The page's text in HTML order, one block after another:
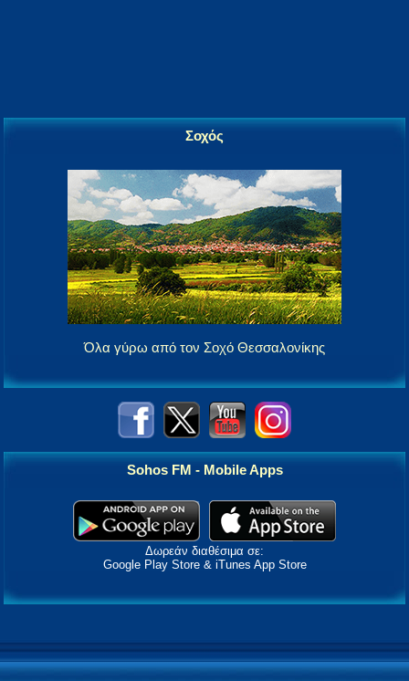
Σοχός
Όλα γύρω από τον Σοχό Θεσσαλονίκης
Sohos FM - Mobile Apps
Δωρεάν διαθέσιμα σε:
Google Play Store & iTunes App Store